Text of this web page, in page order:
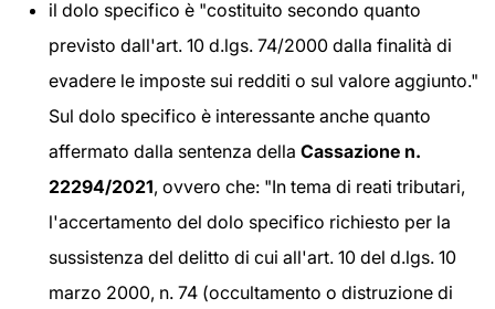
il dolo specifico è "costituito secondo quanto
previsto dall'art. 10 d.lgs. 74/2000 dalla finalità di
evadere le imposte sui redditi o sul valore aggiunto."
Sul dolo specifico è interessante anche quanto
affermato dalla sentenza della Cassazione n.
22294/2021, ovvero che: "In tema di reati tributari,
l'accertamento del dolo specifico richiesto per la
sussistenza del delitto di cui all'art. 10 del d.lgs. 10
marzo 2000, n. 74 (occultamento o distruzione di